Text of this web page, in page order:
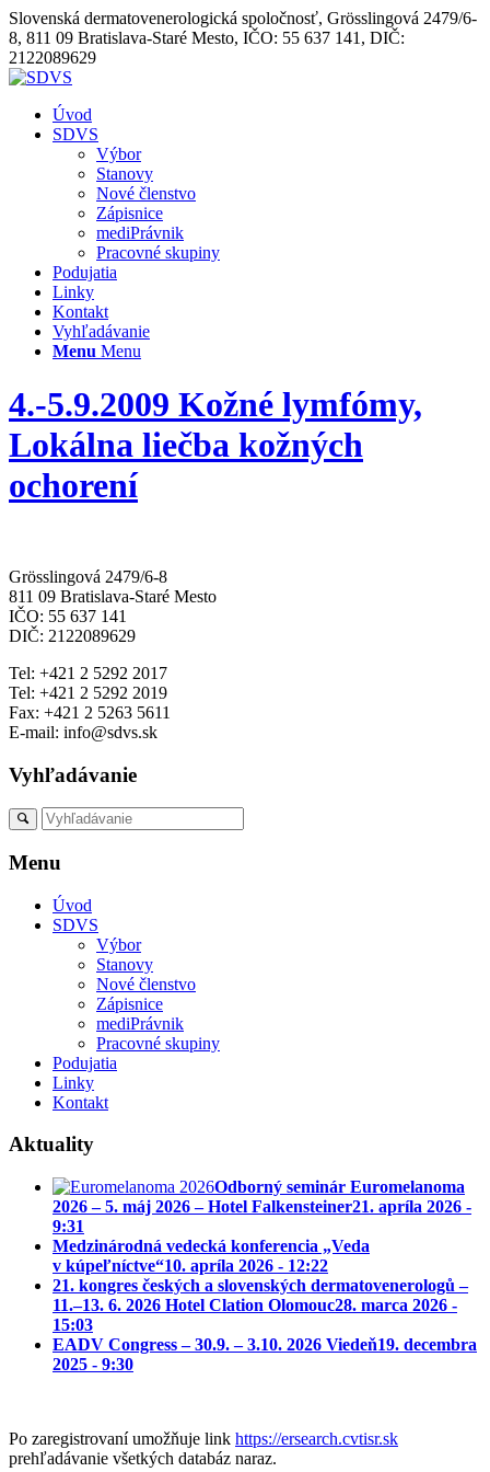
Slovenská dermatovenerologická spoločnosť, Grösslingová 2479/6-
8, 811 09 Bratislava-Staré Mesto, IČO: 55 637 141, DIČ:
2122089629
Úvod
SDVS
Výbor
Stanovy
Nové členstvo
Zápisnice
mediPrávnik
Pracovné skupiny
Podujatia
Linky
Kontakt
Vyhľadávanie
Menu Menu
4.-5.9.2009 Kožné lymfómy,
Lokálna liečba kožných
ochorení
Grösslingová 2479/6-8
811 09 Bratislava-Staré Mesto
IČO: 55 637 141
DIČ: 2122089629
Tel: +421 2 5292 2017
Tel: +421 2 5292 2019
Fax: +421 2 5263 5611
E-mail: info@sdvs.sk
Vyhľadávanie
Menu
Úvod
SDVS
Výbor
Stanovy
Nové členstvo
Zápisnice
mediPrávnik
Pracovné skupiny
Podujatia
Linky
Kontakt
Aktuality
Odborný seminár Euromelanoma
2026 – 5. máj 2026 – Hotel Falkensteiner21. apríla 2026 -
9:31
Medzinárodná vedecká konferencia „Veda
v kúpeľníctve“10. apríla 2026 - 12:22
21. kongres českých a slovenských dermatovenerologů –
11.–13. 6. 2026 Hotel Clation Olomouc28. marca 2026 -
15:03
EADV Congress – 30.9. – 3.10. 2026 Viedeň19. decembra
2025 - 9:30
Po zaregistrovaní umožňuje link https://ersearch.cvtisr.sk
prehľadávanie všetkých databáz naraz.